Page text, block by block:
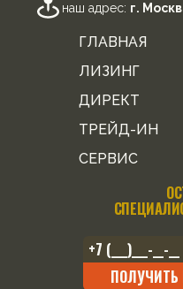
наш адрес: г.
ГЛАВНАЯ
ЛИЗИНГ
ДИРЕКТ
ТРЕЙД-ИН
СЕРВИС